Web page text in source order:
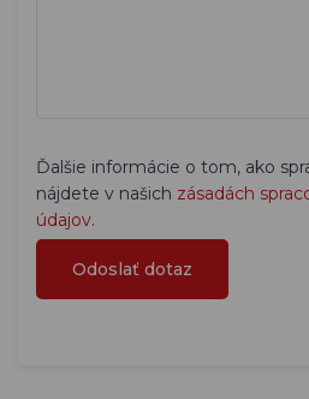
Ďalšie informácie o tom, ako
nájdete v našich zásadách
údajov.